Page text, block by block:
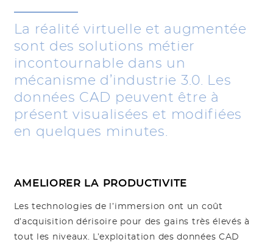
La réalité virtuelle et augmentée
sont des solutions métier
incontournable dans un
mécanisme d’industrie 3.0. Les
données CAD peuvent être à
présent visualisées et modifiées
en quelques minutes.
AMELIORER LA PRODUCTIVITE
Les technologies de l’immersion ont un coût
d’acquisition dérisoire pour des gains très élevés à
tout les niveaux. L’exploitation des données CAD